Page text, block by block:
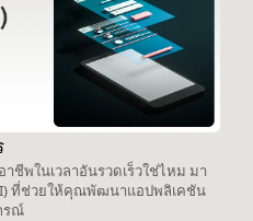
ชีพในเวลาอันรวดเร็วใช่ไหม มา
ที่ช่วยให้คุณพัฒนาแอปพลิเคชัน
รณ์